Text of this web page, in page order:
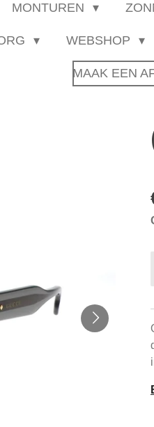
MONTUREN
WEBSHOP
MAAK EEN